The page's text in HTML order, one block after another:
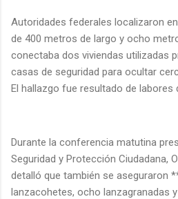
Autoridades federales localizaron
de 400 metros de largo y ocho
conectaba dos viviendas utilizadas
casas de seguridad para ocultar
El hallazgo fue resultado de labores
Durante la conferencia matutina
Seguridad y Protección Ciudadana,
detalló que también se aseguraron
lanzacohetes, ocho lanzagranadas